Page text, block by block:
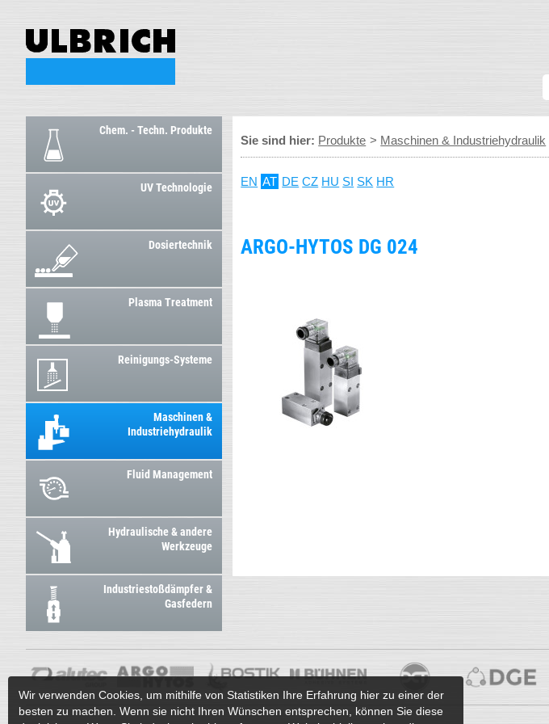
Chem. - Techn. Produkte
UV Technologie
Dosiertechnik
Plasma Treatment
Reinigungs-Systeme
Maschinen &
Industriehydraulik
Fluid Management
Hydraulische & andere
Werkzeuge
Industriestoßdämpfer &
Gasfedern
Sie sind hier: Produkte > Maschinen & Industriehydraulik
EN AT DE CZ HU SI SK HR
ARGO-HYTOS DG 024
Wir verwenden Cookies, um mithilfe von Statistiken Ihre Erfahrung hier zu einer der
besten zu machen. Wenn sie nicht Ihren Wünschen entsprechen, können Sie diese